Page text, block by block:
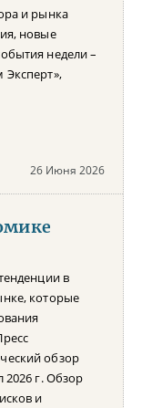
и рынка
новые
недели –
26 Июня 2026
в
которые
обзор
2026 г. Обзор
и